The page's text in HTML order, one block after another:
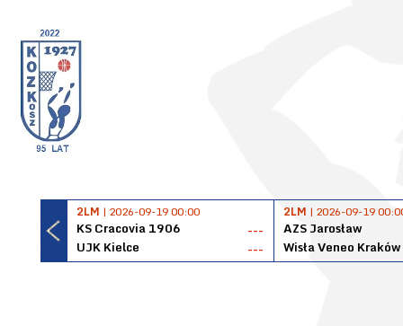
2LM | 2026-09-19 00:00
KS Cracovia 1906
---
UJK Kielce
---
2LM | 2026-09-19
AZS Jarosław
Wisła Veneo Kraków